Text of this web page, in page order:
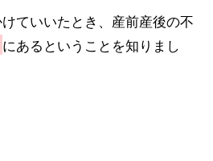
ていいたとき、産前産後の不
にあるということを知りまし